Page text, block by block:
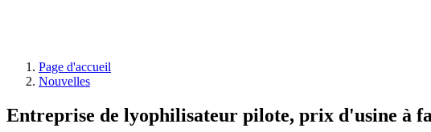
Page d'accueil
Nouvelles
Entreprise de lyophilisateur pilote, prix d'usine à